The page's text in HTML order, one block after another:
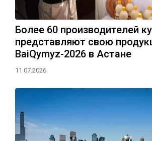
Более 60 производителей
представляют свою
BaiQymyz-2026 в Астане
11.07.2026